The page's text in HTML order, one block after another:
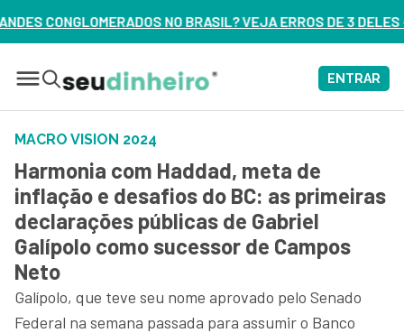
NO BRASIL? VEJA ERROS DE 3 DELES – ASSISTA AGORA
ENTRAR
MACRO VISION 2024
Harmonia com Haddad, meta de
inflação e desafios do BC: as primeiras
declarações públicas de Gabriel
Galípolo como sucessor de Campos
Neto
Galípolo, que teve seu nome aprovado pelo Senado
Federal na semana passada para assumir o Banco